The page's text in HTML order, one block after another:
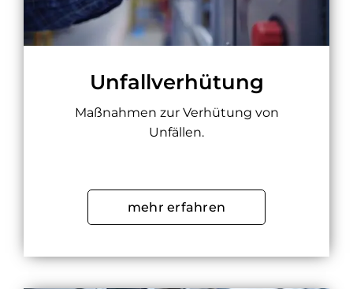
Unfallverhütung
Maßnahmen zur Verhütung von
Unfällen.
mehr erfahren